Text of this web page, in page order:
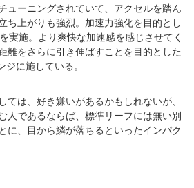
ューニングされていて、アクセルを踏ん
ち上がりも強烈。加速力強化を目的とし
実施。より爽快な加速感を感じさせてく
離をさらに引き伸ばすことを目的とした
に施している。
ては、好き嫌いがあるかもしれないが、
人であるならば、標準リーフには無い別
に、目から鱗が落ちるといったインパク